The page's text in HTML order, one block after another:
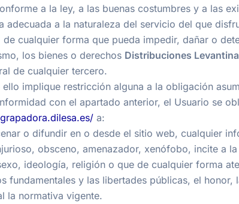
a la ley, a las buenas costumbres y a las
adecuada a la naturaleza del servicio del que
cualquier forma que pueda impedir, dañar o
los bienes o derechos Distribuciones
de cualquier tercero.
ello implique restricción alguna a la obligación
con el apartado anterior, el Usuario se
a:
o difundir en o desde el sitio web, cualquier
obsceno, amenazador, xenófobo, incite a
ideología, religión o que de cualquier forma
fundamentales y las libertades públicas, el honor,
la normativa vigente.